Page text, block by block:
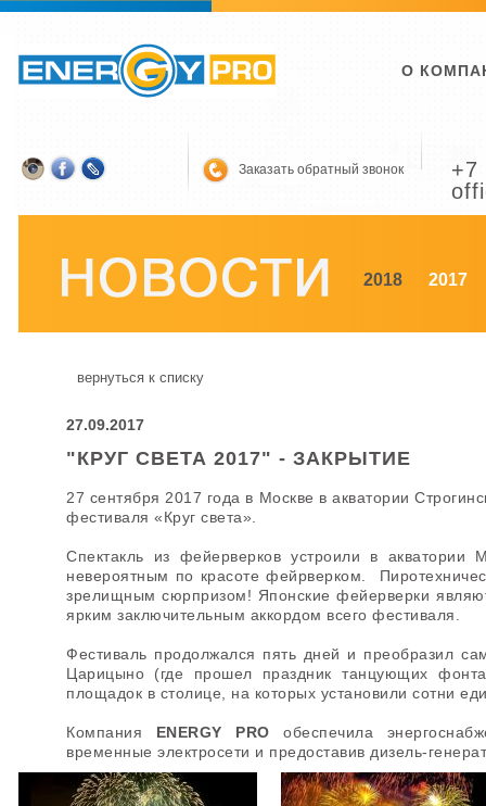
О
Заказать обратный звонок
+7
2018 2017
вернуться к списку
27.09.2017
"КРУГ СВЕТА 2017" - ЗАКРЫТИЕ
27 сентября 2017 года в Москве в акватории
фестиваля «Круг света».
Спектакль из фейерверков устроили в
невероятным по красоте фейрверком.
зрелищным сюрпризом! Японские фейерверки
ярким заключительным аккордом всего фестиваля.
Фестиваль продолжался пять дней и преобразил
Царицыно (где прошел праздник танцующих
площадок в столице, на которых установили сотни
Компания ENERGY PRO обеспечила
временные электросети и предоставив дизель-